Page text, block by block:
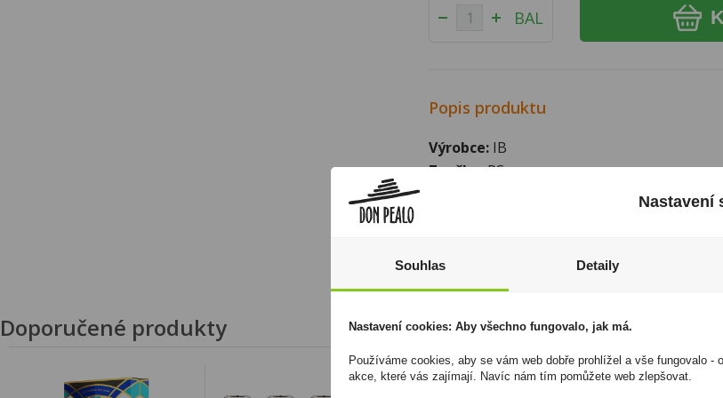
BAL
Popis produktu
Výrobce: IB
Značka:PS
I přesto, že jsou informace o výrobcích
odpovědnost za jakékoliv nesprávné informace.
zákona. Tyto informace jsou podávány pouze
kopírovány bez předchozího souhlasu DonPealo
Doporučené produkty
Nastavení
Souhlas Detaily
Nastavení cookies: Aby všechno fungovalo, jak má.
Používáme cookies, aby se vám web dobře prohlížel a vše fungovalo -
akce, které vás zajímají. Navíc nám tím pomůžete web zlepšovat.